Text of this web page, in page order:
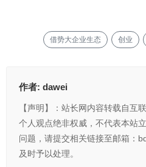
借势大企业生态 创业
作者: dawei
【声明】：站长网内容转载自互
个人观点绝非权威，不代表本站
问题，请提交相关链接至邮箱：
及时予以处理。